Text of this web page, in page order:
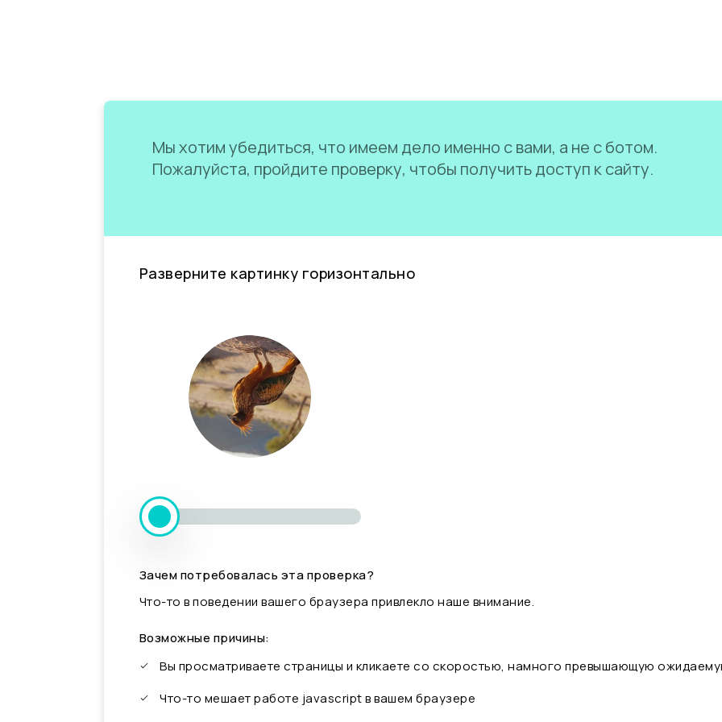
Мы хотим убедиться, что имеем дело именно с вами, а не с ботом.
Пожалуйста, пройдите проверку, чтобы получить доступ к сайту.
Разверните картинку горизонтально
Зачем потребовалась эта проверка?
Что-то в поведении вашего браузера привлекло наше внимание.
Возможные причины:
Вы просматриваете страницы и кликаете со скоростью, намного превышающую
Что-то мешает работе javascript в вашем браузере